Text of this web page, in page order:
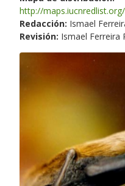
http://
Redacción: Ismael
Revisión: Ismael Ferreira